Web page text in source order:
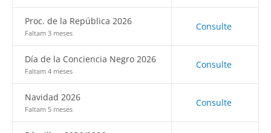
Proc. de la República 2026
Faltam 3 meses
Consulte
Día de la Conciencia Negro 2026
Faltam 4 meses
Consulte
Navidad 2026
Faltam 5 meses
Consulte